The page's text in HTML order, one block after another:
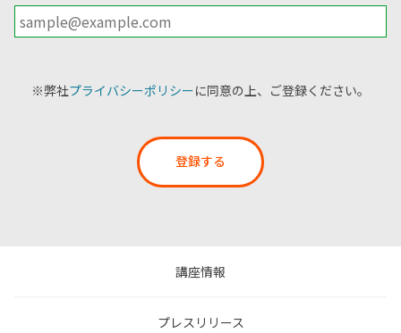
※弊社プライバシーポリシーに同意の上、ご登録ください。
登録する
講座情報
プレスリリース